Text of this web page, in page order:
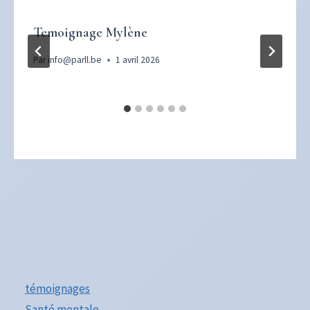
Temoignage Mylène
Par info@parll.be 1 avril 2026
témoignages